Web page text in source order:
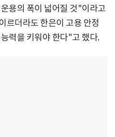
용의 폭이 넓어질 것"이라고
르더라도 한은이 고용 안정
력을 키워야 한다"고 했다.